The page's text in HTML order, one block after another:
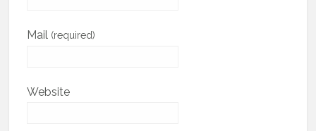
Mail (required)
Website